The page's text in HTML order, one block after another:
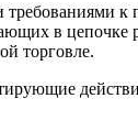
в
торговле.